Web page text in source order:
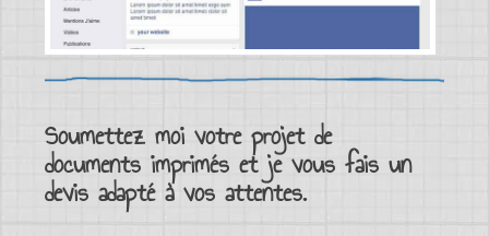
Soumettez moi votreprojet de
documents imprimés et je vous fais un
devis adaptéà vos attentes.